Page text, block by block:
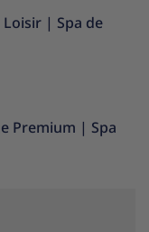
Loisir | Spa de
Premium | Spa